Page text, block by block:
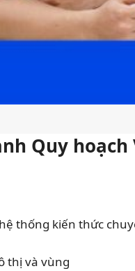
Quy
thống kiến thức
thị và vùng